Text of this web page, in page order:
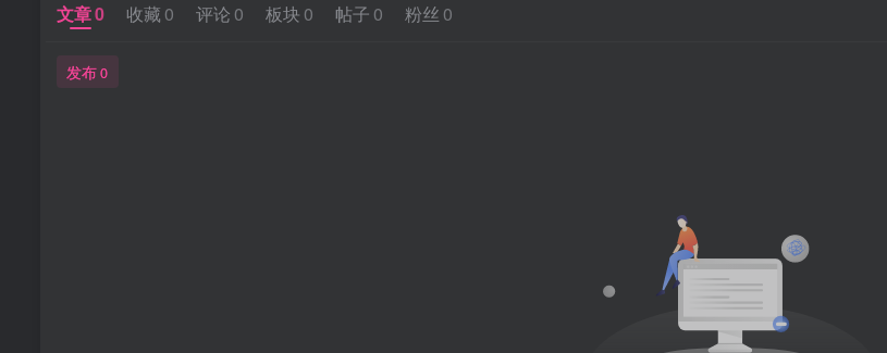
文章0 收藏 0 评论 0 板块 0 帖子 0 粉丝 0
发布0